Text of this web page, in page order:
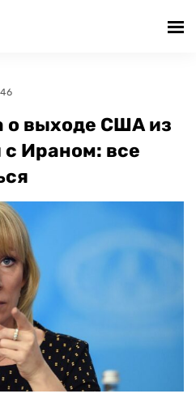
о выходе США из
с Ираном: все